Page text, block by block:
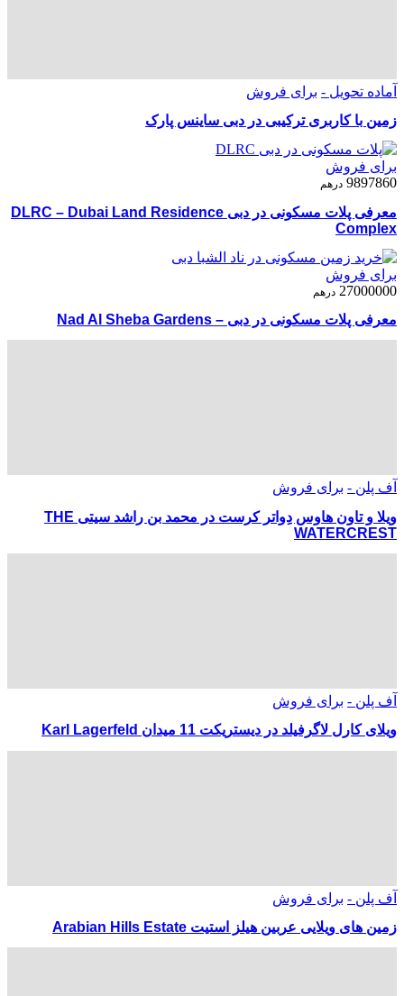
آماده تحویل - برای فروش
زمین با کاربری ترکیبی در دبی ساینس پارک
برای فروش
9897860 درهم
معرفی پلات مسکونی در دبی DLRC – Dubai Land Residence
Complex
برای فروش
27000000 درهم
معرفی پلات مسکونی در دبی – Nad Al Sheba Gardens
آف پلن - برای فروش
ویلا و تاون هاوس دِواتر کرست در محمد بن راشد سیتی THE
WATERCREST
آف پلن - برای فروش
ویلای کارل لاگرفیلد در دیستریکت 11 میدان Karl Lagerfeld
آف پلن - برای فروش
زمین های ویلایی عربین هیلز استیت Arabian Hills Estate